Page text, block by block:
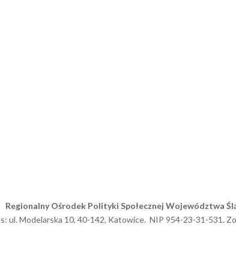
Regionalny Ośrodek Polityki Społecznej Województwa
ul. Modelarska 10, 40-142, Katowice. NIP 954-23-31-531.